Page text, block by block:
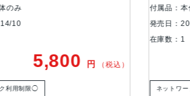
セキュア認証 TouchID
発売日
5,800円 （税込）
付属品：本体のみ
発売日：2014/10
ネットワーク利用制限◯